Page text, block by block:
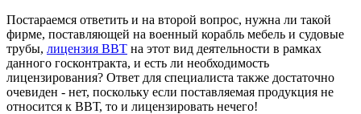
Постараемся ответить и на второй вопрос, нужна ли такой
фирме, поставляющей на военный корабль мебель и судовые
трубы, лицензия ВВТ на этот вид деятельности в рамках
данного госконтракта, и есть ли необходимость
лицензирования? Ответ для специалиста также достаточно
очевиден - нет, поскольку если поставляемая продукция не
относится к ВВТ, то и лицензировать нечего!